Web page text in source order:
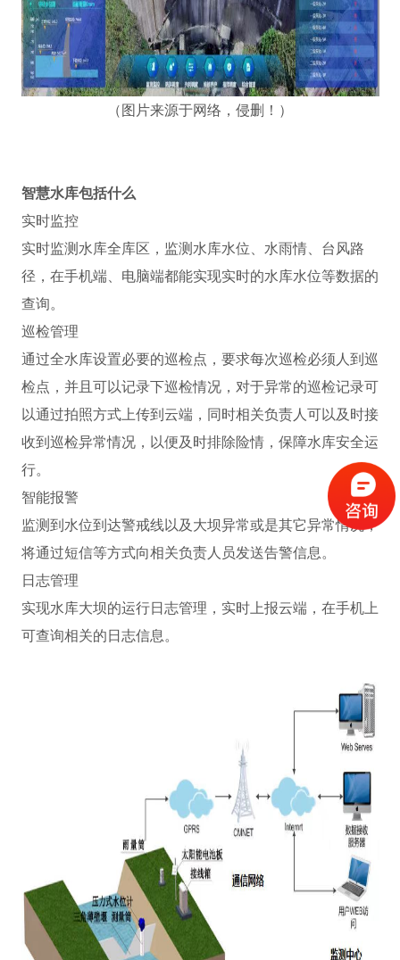
（图片来源于网络，侵删！）
智慧水库包括什么
实时监控
实时监测水库全库区，监测水库水位、水雨情、台风路
径，在手机端、电脑端都能实现实时的水库水位等数据的
查询。
巡检管理
通过全水库设置必要的巡检点，要求每次巡检必须人到巡
检点，并且可以记录下巡检情况，对于异常的巡检记录可
以通过拍照方式上传到云端，同时相关负责人可以及时接
收到巡检异常情况，以便及时排除险情，保障水库安全运
行。
智能报警
监测到水位到达警戒线以及大坝异常或是其它异常情况，
将通过短信等方式向相关负责人员发送告警信息。
日志管理
实现水库大坝的运行日志管理，实时上报云端，在手机上
可查询相关的日志信息。